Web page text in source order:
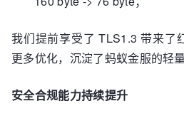
我们提前享受了 TLS1.3 带来了
更多优化，沉淀了蚂蚁金服的轻
安全合规能力持续提升